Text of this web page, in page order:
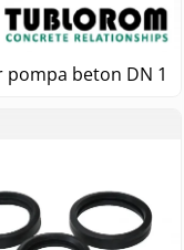
pompa beton DN